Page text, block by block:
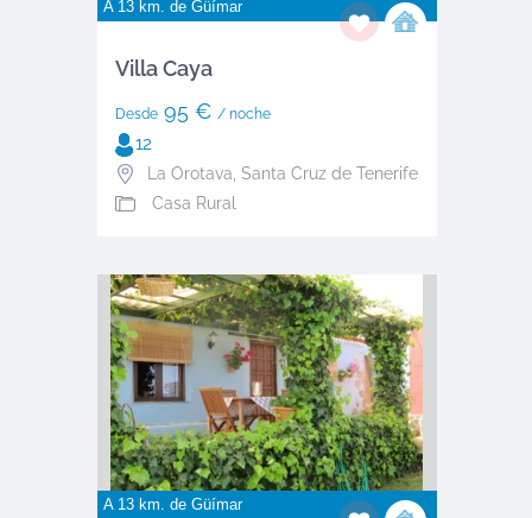
A 13 km. de Güímar
Villa Caya
Desde95 € / noche
12
La Orotava Santa Cruz de Tenerife
Casa Rural
A 13 km. de Güímar